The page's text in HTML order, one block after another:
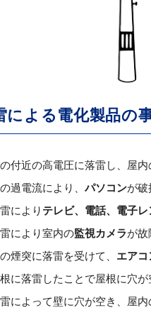
による電化製品の
付近の高電圧に落雷し、屋内
過電流により、 パソコンが破
により テレビ、電話、電子レ
により室内の監視カメラが故
煙突に落雷を受けて、 エアコ
に落雷したことで屋根に穴
によって壁に穴が空き、屋内